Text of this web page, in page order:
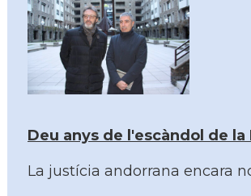
Deu anys de l'escàndol de
La justícia andorrana encara